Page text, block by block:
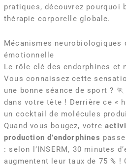
pratiques, découvrez pourquoi
thérapie corporelle globale.
Mécanismes neurobiologiques
émotionnelle
Le rôle clé des endorphines et
Vous connaissez cette
une bonne séance de sport ?
dans votre tête ! Derrière ce «
un cocktail de molécules
Quand vous bougez, votre
production d’endorphines
: selon l’INSERM, 30 minutes
augmentent leur taux de 75 % !